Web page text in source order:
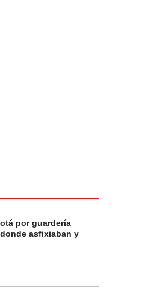
por guardería
asfixiaban y